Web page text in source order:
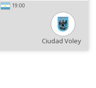
19:00
Ciudad Voley